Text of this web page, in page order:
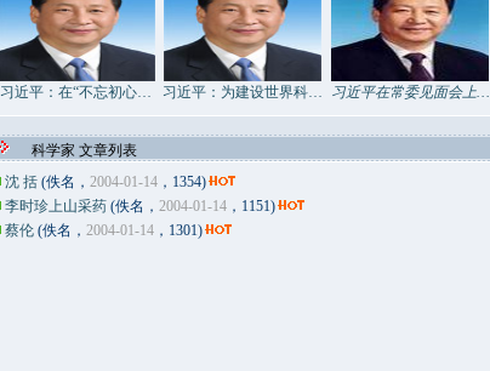
习近平：在“不忘初心… 习近平：为建设世界科… 习近平在常委见面会上…
科学家 文章列表
沈 括 (佚名， 2004-01-14 ，1354)
李时珍上山采药 (佚名， 2004-01-14 ，1151)
蔡伦 (佚名， 2004-01-14 ，1301)